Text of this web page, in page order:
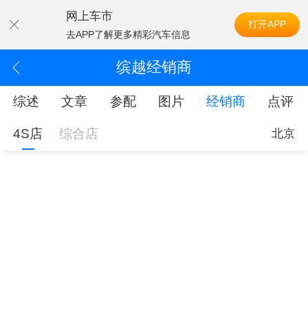
网上车市
去APP了解更多精彩汽车信息
打开APP
缤越经销商
综述 文章 参配 图片 经销商 点评
4S店 综合店 北京